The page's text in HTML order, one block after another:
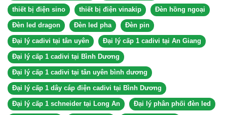
thiết bị điện sino thiết bị điện vinakip Đèn hồng ngoại
Đèn led dragon Đèn led pha Đèn pin
Đại lý cadivi tại tân uyên Đại lý cấp 1 cadivi tại An Giang
Đại lý cấp 1 cadivi tại Bình Dương
Đại lý cấp 1 cadivi tại tân uyên bình dương
Đại lý cấp 1 dây cáp điện cadivi tại Bình Dương
Đại lý cấp 1 schneider tại Long An Đại lý phân phối đèn led